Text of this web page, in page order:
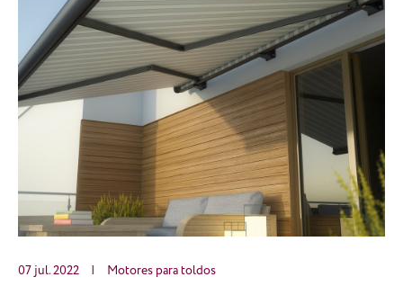
07 jul. 2022 | Motores para toldos